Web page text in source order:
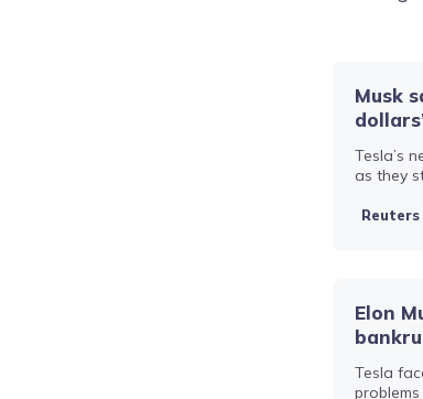
Musk
Tesla’s
as they
Reuters
Elon
Tesla